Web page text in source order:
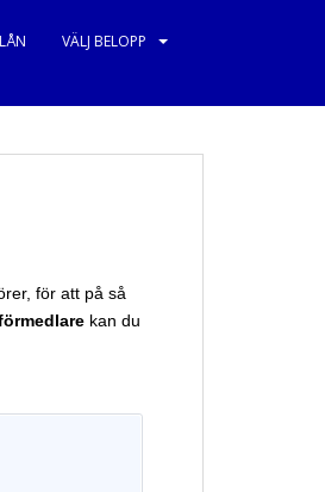
VÄLJ BELOPP
för att på så
kan du